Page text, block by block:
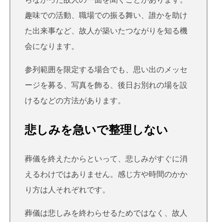
趣味での活動、職場での振る舞い、誰かを助け
た出来事など、故人が築いたつながりを知る機
会になります。
参列範囲を限定する場合でも、思い出のメッセ
ージを募る、写真を飾る、後日お別れの場を設
けるなどの方法があります。
悲しみを急いで整理しない
葬儀を終えたからといって、悲しみがすぐに消
えるわけではありません。感じ方や時間のかか
り方は人それぞれです。
葬儀は悲しみを終わらせるためではなく、故人